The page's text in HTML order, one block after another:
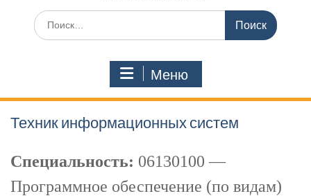
Поиск
по:
Меню
Техник информационных систем
Специальность: 06130100 —
Программное обеспечение (по видам)